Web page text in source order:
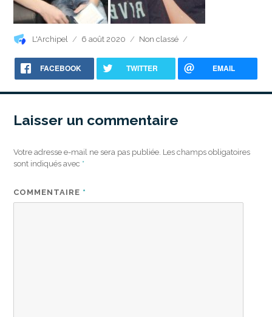
Auteur
L'Archipel
Publié
6 août 2020 Catégories
Non classé
FACEBOOK TWITTER EMAIL
Laisser un commentaire
Votre adresse e-mail ne sera pas publiée. Les champs obligatoires
sont indiqués avec *
COMMENTAIRE *